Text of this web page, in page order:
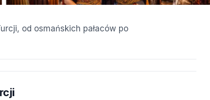
od osmańskich pałaców po